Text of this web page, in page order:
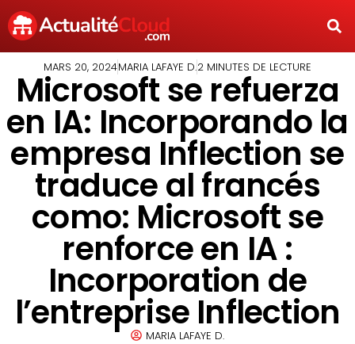
MARS 20, 2024MARIA LAFAYE D.2 MINUTES DE LECTURE
Microsoft se refuerza
en IA: Incorporando la
empresa Inflection se
traduce al francés
como: Microsoft se
renforce en IA :
Incorporation de
l’entreprise Inflection
MARIA LAFAYE D.